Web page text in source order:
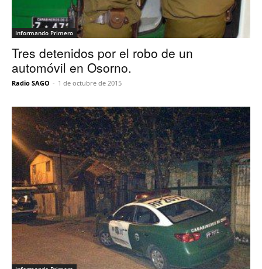
Informando Primero
Tres detenidos por el robo de un
automóvil en Osorno.
Radio SAGO - 1 de octubre de 2015